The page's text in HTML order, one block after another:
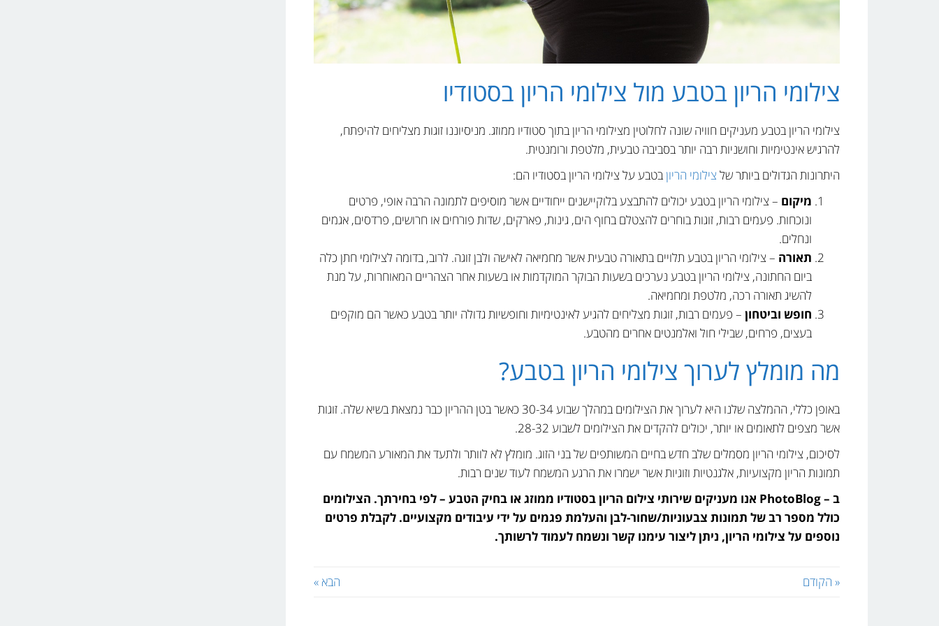
צילומי הריון בטבע מול צילומי הריון בסטודיו
צילומי הריון בטבע מעניקים חוויה שונה לחלוטין מצילומי הריון בתוך סטודיו ממוזג. מניסיוננו זוגות מצליחים להיפתח,
להרגיש אינטימיות וחושניות רבה יותר בסביבה טבעית, מלטפת ורומנטית.
היתרונות הגדולים ביותר של צילומי הריון בטבע על צילומי הריון בסטודיו הם:
מיקום – צילומי הריון בטבע יכולים להתבצע בלוקיישנים ייחודיים אשר מוסיפים לתמונה הרבה אופי, פרטים
ונוכחות. פעמים רבות, זוגות בוחרים להצטלם בחוף הים, גינות, פארקים, שדות פורחים או חרושים, פרדסים, אגמים
ונחלים.
תאורה – צילומי הריון בטבע תלויים בתאורה טבעית אשר מחמיאה לאישה ולבן זוגה. לרוב, בדומה לצילומי חתן כלה
ביום החתונה, צילומי הריון בטבע נערכים בשעות הבוקר המוקדמות או בשעות אחר הצהריים המאוחרות, על מנת
להשיג תאורה רכה, מלטפת ומחמיאה.
חופש וביטחון – פעמים רבות, זוגות מצליחים להגיע לאינטימיות וחופשיות גדולה יותר בטבע כאשר הם מוקפים
בעצים, פרחים, שבילי חול ואלמנטים אחרים מהטבע.
מה מומלץ לערוך צילומי הריון בטבע?
באופן כללי, ההמלצה שלנו היא לערוך את הצילומים במהלך שבוע 30-34 כאשר בטן ההריון כבר נמצאת בשיא שלה. זוגות
אשר מצפים לתאומים או יותר, יכולים להקדים את הצילומים לשבוע 28-32.
לסיכום, צילומי הריון מסמלים שלב חדש בחיים המשותפים של בני הזוג. מומלץ לא לוותר ולתעד את המאורע המשמח עם
תמונות הריון מקצועיות, אלגנטיות וזוגיות אשר ישמרו את הרגע המשמח לעוד שנים רבות.
ב – PhotoBlog אנו מעניקים שירותי צילום הריון בסטודיו ממוזג או בחיק הטבע – לפי בחירתך. הצילומים
כולל מספר רב של תמונות צבעוניות/שחור-לבן והעלמת פגמים על ידי עיבודים מקצועיים. לקבלת פרטים
נוספים על צילומי הריון, ניתן ליצור עימנו קשר ונשמח לעמוד לרשותך.
« הקודם הבא »